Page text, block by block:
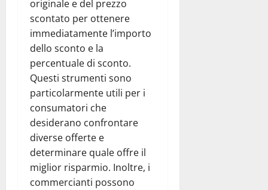
originale e del prezzo
scontato per ottenere
immediatamente l’importo
dello sconto e la
percentuale di sconto.
Questi strumenti sono
particolarmente utili per i
consumatori che
desiderano confrontare
diverse offerte e
determinare quale offre il
miglior risparmio. Inoltre, i
commercianti possono